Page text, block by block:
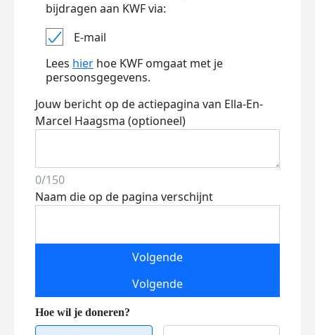
bijdragen aan KWF via:
E-mail
Lees hier hoe KWF omgaat met je
persoonsgegevens.
Jouw bericht op de actiepagina van Ella-En-
Marcel Haagsma (optioneel)
0/150
Naam die op de pagina verschijnt
Volgende
Volgende